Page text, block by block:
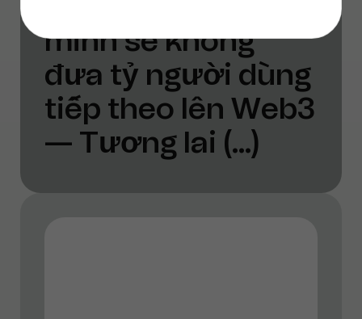
minh sẽ không
đưa tỷ người dùng
tiếp theo lên Web3
— Tương lai (...)